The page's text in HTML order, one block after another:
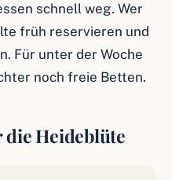
schnell weg. Wer
früh reservieren und
Für unter der Woche
noch freie Betten.
Heideblüte